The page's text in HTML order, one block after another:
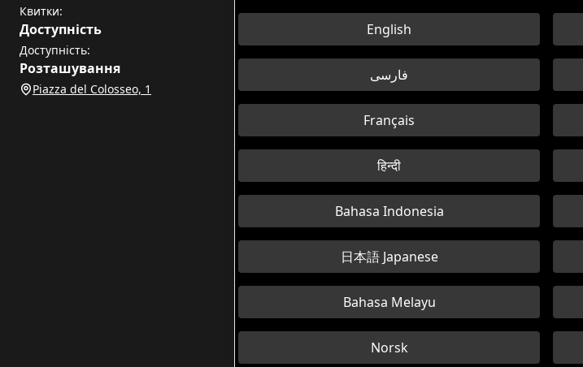
Квитки:
Доступність
Доступність:
Розташування
Piazza del Colosseo, 1
English
فارسی
Français
हिन्दी
Bahasa Indonesia
日本語 Japanese
Bahasa Melayu
Norsk